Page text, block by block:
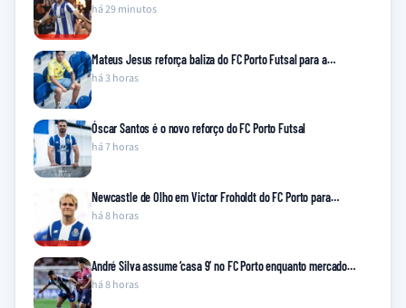
há 29 minutos
Mateus Jesus reforça baliza do FC Porto Futsal para a…
há 3 horas
Óscar Santos é o novo reforço do FC Porto Futsal
há 7 horas
Newcastle de Olho em Victor Froholdt do FC Porto para…
há 8 horas
André Silva assume ‘casa 9’ no FC Porto enquanto mercado…
há 8 horas